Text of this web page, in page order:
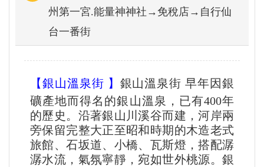
州第一宮.能量神神社→免稅店→自行仙
台一番街
【銀山溫泉街 】 銀山溫泉街 早年因銀
礦產地而得名的銀山溫泉，已有400年
的歷史。沿著銀山川溪谷而建，河岸兩
旁保留完整大正至昭和時期的木造老式
旅館、石坂道、小橋、瓦斯燈，搭配潺
潺水流，氣氛寧靜，宛如世外桃源。銀